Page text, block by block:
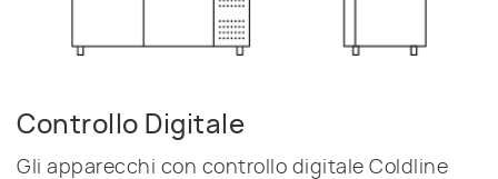
Controllo Digitale
Gli apparecchi con controllo digitale Coldline